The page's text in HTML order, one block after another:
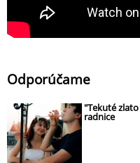
Odporúčame
"Tekuté
radnice